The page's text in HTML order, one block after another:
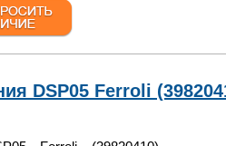
DSP05 Ferroli